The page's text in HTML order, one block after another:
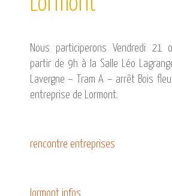
NOS PERFECTIONNEMENTS PAR
NOS FORMATIONS SUR DEMANDE
Nous participerons Vendredi 21
partir de 9h à la Salle Léo
Lavergne – Tram A – arrêt Bois
entreprise de Lormont.
rencontre entreprises
lormont infos